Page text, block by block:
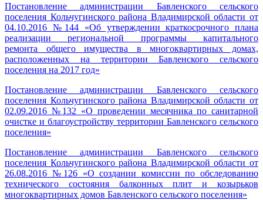
Постановление администрации Бавленского сельского
поселения Кольчугинского района Владимирской области от
04.10.2016 №144 «Об утверждении краткосрочного плана
реализации региональной программы капитального
ремонта общего имущества в многоквартирных домах,
расположенных на территории Бавленского сельского
поселения на 2017 год»
Постановление администрации Бавленского сельского
поселения Кольчугинского района Владимирской области от
02.09.2016 №132 «О проведении месячника по санитарной
очистке и благоустройству территории Бавленского сельского
поселения»
Постановление администрации Бавленского сельского
поселения Кольчугинского района Владимирской области от
26.08.2016 №126 «О создании комиссии по обследованию
технического состояния балконных плит и козырьков
многоквартирных домов Бавленского сельского поселения»